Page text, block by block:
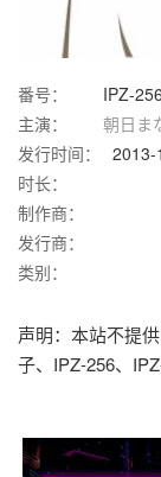
番号：
IPZ-256
主演：
朝日ま
发行时间：
2013-
时长：
制作商：
发行商：
类别：
声明：本站不提
子、IPZ-256、